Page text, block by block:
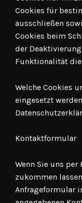
Cookies für
ausschließen
Cookies beim
der
Funktionalität
Welche Cookies
eingesetzt
Kontaktformular
Wenn Sie uns
zukommen
Anfrageformular